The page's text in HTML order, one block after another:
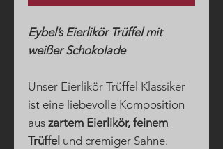
Eybel’s Eierlikör Trüffel mit
weißer Schokolade
Unser Eierlikör Trüffel Klassiker
ist eine liebevolle Komposition
aus zartem Eierlikör, feinem
Trüffel und cremiger Sahne.